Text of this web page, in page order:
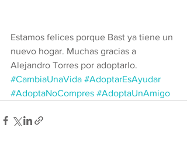
Estamos felices porque Bast ya tiene un
nuevo hogar. Muchas gracias a
Alejandro Torres por adoptarlo.
#CambiaUnaVida #AdoptarEsAyudar
#AdoptaNoCompres #AdoptaUnAmigo